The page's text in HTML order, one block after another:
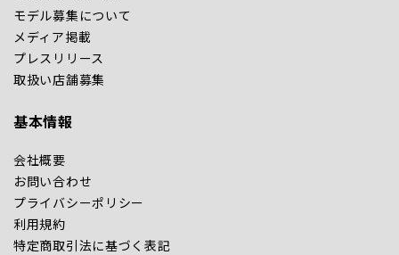
モデル募集について
メディア掲載
プレスリリース
取扱い店舗募集
基本情報
会社概要
お問い合わせ
プライバシーポリシー
利用規約
特定商取引法に基づく表記